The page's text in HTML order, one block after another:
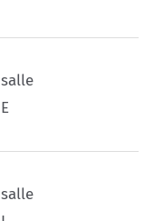
salle
E
salle